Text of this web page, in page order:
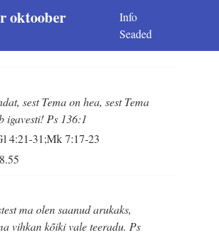
oktoober
Info
Seaded
sest Tema on hea, sest Tema
igavesti! Ps 136:1
4:21-31;Mk 7:17-23
ma olen saanud arukaks,
vihkan kõiki vale teeradu. Ps